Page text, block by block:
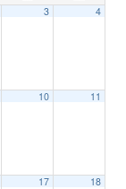
i
3 4
10 11
17 18